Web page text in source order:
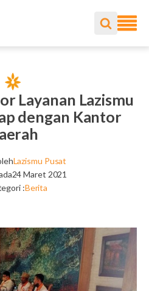
Layanan Lazismu
dengan Kantor
Lazismu Pusat
24 Maret 2021
:Berita